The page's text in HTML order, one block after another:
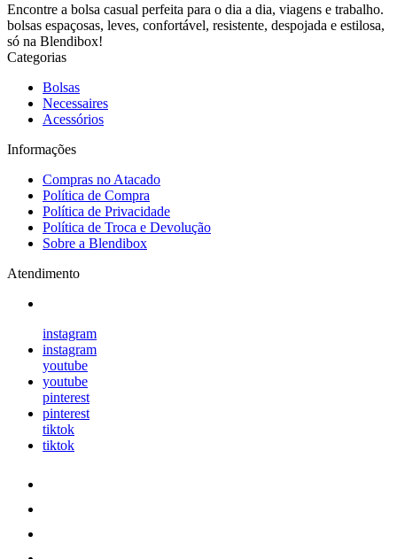
Encontre a bolsa casual perfeita para o dia a dia, viagens e trabalho.
bolsas espaçosas, leves, confortável, resistente, despojada e estilosa,
só na Blendibox!
Categorias
Bolsas
Necessaires
Acessórios
Informações
Compras no Atacado
Política de Compra
Política de Privacidade
Política de Troca e Devolução
Sobre a Blendibox
Atendimento
instagram
instagram
youtube
youtube
pinterest
pinterest
tiktok
tiktok